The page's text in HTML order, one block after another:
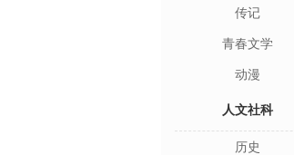
传记
青春文学
动漫
人文社科
历史